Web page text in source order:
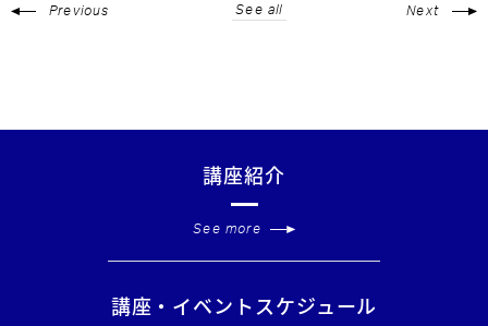
Previous See all Next
講座紹介
See more
講座・イベントスケジュール